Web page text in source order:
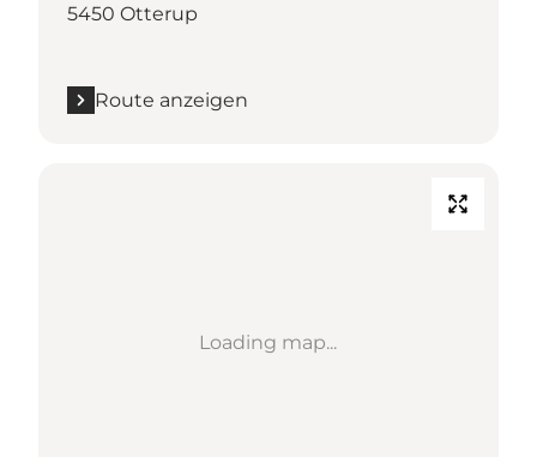
5450 Otterup
Route anzeigen
Loading map...